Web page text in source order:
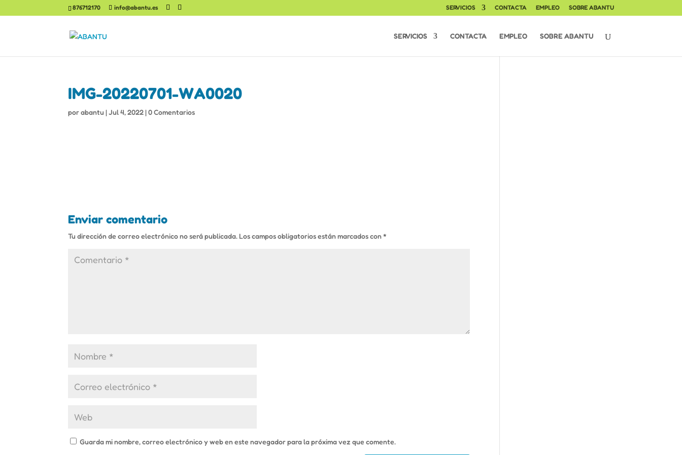
876712170 info@abantu.es SERVICIOS CONTACTA EMPLEO SOBRE ABANTU
SERVICIOS CONTACTA EMPLEO SOBRE ABANTU
IMG-20220701-WA0020
porabantu |Jul 4, 2022|0 Comentarios
Enviar comentario
Tu dirección de correo electrónico no será publicada. Los campos obligatorios están marcados con*
Guarda mi nombre, correo electrónico y web en este navegador para la próxima vez que comente.